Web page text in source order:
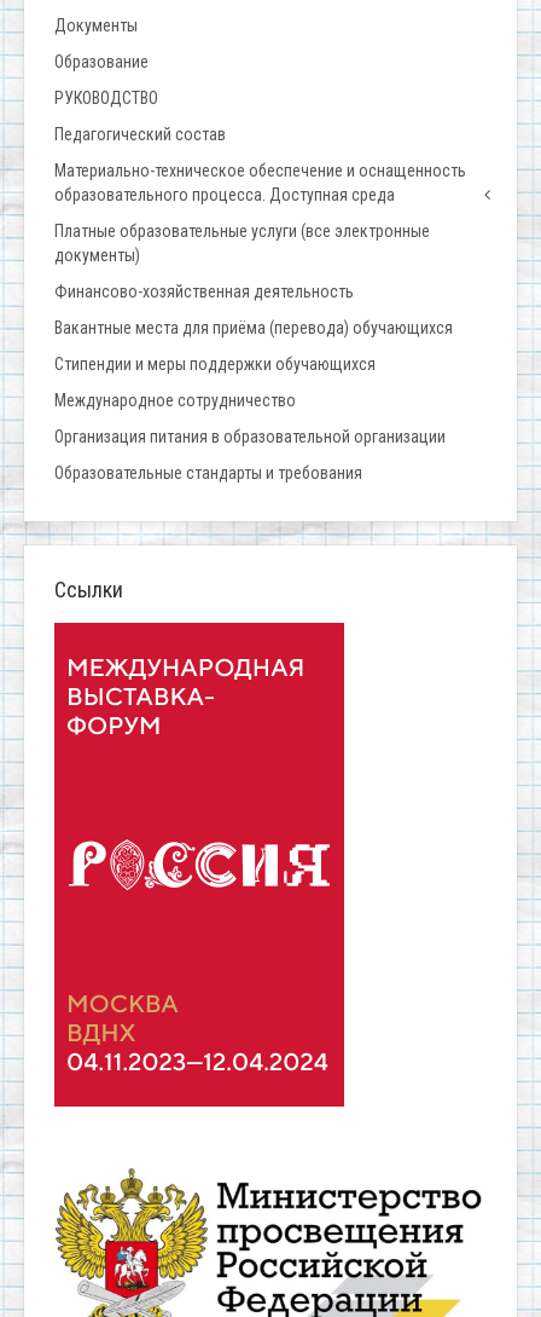
Документы
Образование
РУКОВОДСТВО
Педагогический состав
Материально-техническое обеспечение и оснащенность
образовательного процесса. Доступная среда
Платные образовательные услуги (все электронные
документы)
Финансово-хозяйственная деятельность
Вакантные места для приёма (перевода) обучающихся
Стипендии и меры поддержки обучающихся
Международное сотрудничество
Организация питания в образовательной организации
Образовательные стандарты и требования
Ссылки